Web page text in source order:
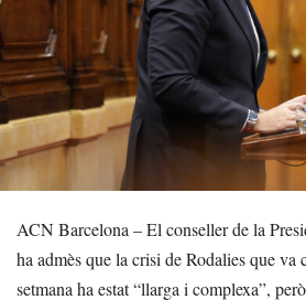
ACN Barcelona – El conseller de la
ha admès que la crisi de Rodalies que va
setmana ha estat “llarga i complexa”,